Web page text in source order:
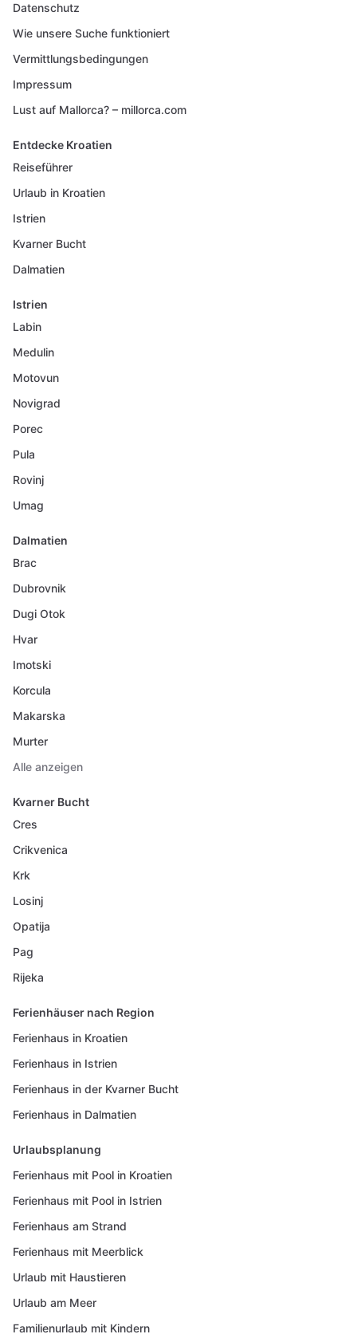
Datenschutz
Wie unsere Suche funktioniert
Vermittlungsbedingungen
Impressum
Lust auf Mallorca? – millorca.com
Entdecke Kroatien
Reiseführer
Urlaub in Kroatien
Istrien
Kvarner Bucht
Dalmatien
Istrien
Labin
Medulin
Motovun
Novigrad
Porec
Pula
Rovinj
Umag
Dalmatien
Brac
Dubrovnik
Dugi Otok
Hvar
Imotski
Korcula
Makarska
Murter
Alle anzeigen
Kvarner Bucht
Cres
Crikvenica
Krk
Losinj
Opatija
Pag
Rijeka
Ferienhäuser nach Region
Ferienhaus in Kroatien
Ferienhaus in Istrien
Ferienhaus in der Kvarner Bucht
Ferienhaus in Dalmatien
Urlaubsplanung
Ferienhaus mit Pool in Kroatien
Ferienhaus mit Pool in Istrien
Ferienhaus am Strand
Ferienhaus mit Meerblick
Urlaub mit Haustieren
Urlaub am Meer
Familienurlaub mit Kindern